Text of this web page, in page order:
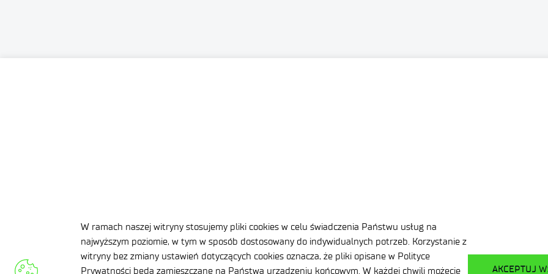
W ramach naszej witryny stosujemy pliki cookies w celu świadczenia Państwu usług na
najwyższym poziomie, w tym w sposób dostosowany do indywidualnych potrzeb. Korzystanie z
witryny bez zmiany ustawień dotyczących cookies oznacza, że pliki opisane w Polityce
Prywatności będą zamieszczane na Państwa urządzeniu końcowym. W każdej chwili możecie
AKCEPTUJ
02-668 Warszawa
NIP: 5213910680
Ważne informacje